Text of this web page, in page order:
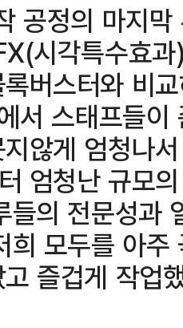
공정의 마지
시각특수효
버스터와 비
서 스태프들
않게 엄청나
엄청난 규모
들의 전문성과
희 모두를 아
즐겁게 작업